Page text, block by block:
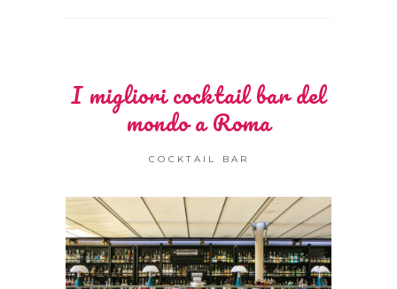
I migliori cocktail bar del
mondo a Roma
COCKTAIL BAR